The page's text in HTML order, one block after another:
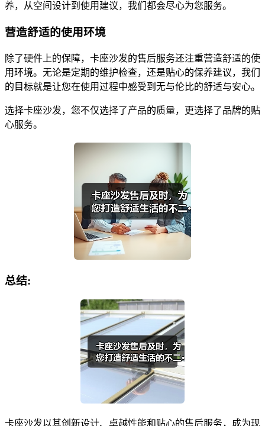
养，从空间设计到使用建议，我们都会尽心为您服务。
营造舒适的使用环境
除了硬件上的保障，卡座沙发的售后服务还注重营造舒适的使
用环境。无论是定期的维护检查，还是贴心的保养建议，我们
的目标就是让您在使用过程中感受到无与伦比的舒适与安心。
选择卡座沙发，您不仅选择了产品的质量，更选择了品牌的贴
心服务。
总结:
卡座沙发以其创新设计、卓越性能和贴心的售后服务，成为现